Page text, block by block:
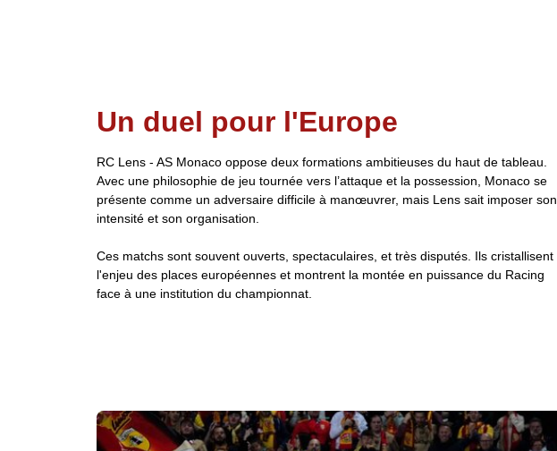
Un duel pour l'Europe
RC Lens - AS Monaco oppose deux formations ambitieuses du haut de tableau.
Avec une philosophie de jeu tournée vers l’attaque et la possession, Monaco se
présente comme un adversaire difficile à manœuvrer, mais Lens sait imposer son
intensité et son organisation.
Ces matchs sont souvent ouverts, spectaculaires, et très disputés. Ils cristallisent
l'enjeu des places européennes et montrent la montée en puissance du Racing
face à une institution du championnat.